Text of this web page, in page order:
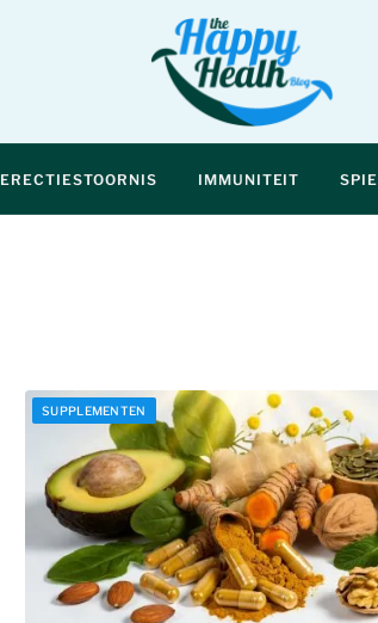
ERECTIESTOORNIS IMMUNITEIT
SUPPLEMENTEN